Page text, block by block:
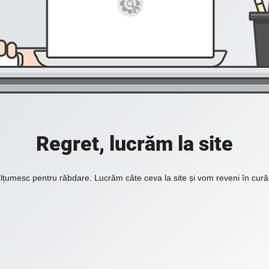
Regret, lucrăm la site
pentru răbdare. Lucrăm câte ceva la site și vom reveni în